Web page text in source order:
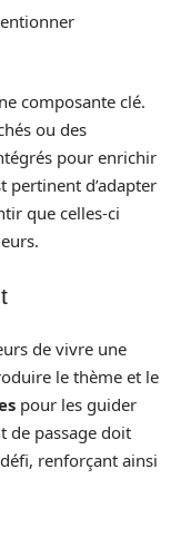
composante clé.
ou des
pour enrichir
pertinent d’adapter
que celles-ci
de vivre une
le thème et le
pour les guider
de passage doit
renforçant ainsi